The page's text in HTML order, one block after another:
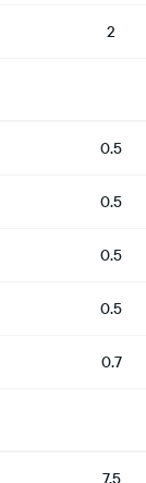
2
0.5
0.5
0.5
0.5
0.7
7.5